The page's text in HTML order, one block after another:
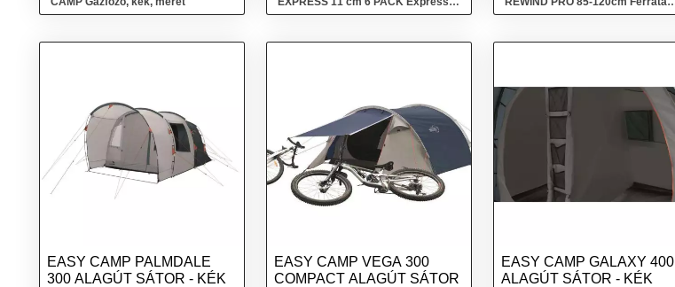
szett, kék, méret
szett, kék, méret
EASY CAMP PALMDALE
300 ALAGÚT SÁTOR - KÉK
EASY CAMP VEGA 300
COMPACT ALAGÚT SÁTOR
EASY CAMP GALAXY 400
ALAGÚT SÁTOR - KÉK